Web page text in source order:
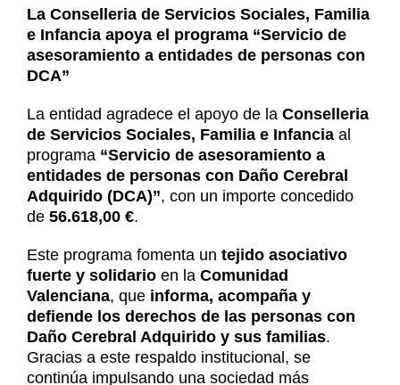
Contacto
Contacto
La Conselleria de Servicios Sociales, Familia
e Infancia apoya el programa “Servicio de
asesoramiento a entidades de personas con
DCA”
La entidad agradece el apoyo de la Conselleria
de Servicios Sociales, Familia e Infanciaal
programa “Servicio de asesoramiento a
entidades de personas con Daño Cerebral
Adquirido (DCA)”, con un importe concedido
de 56.618,00 €.
Este programa fomenta un tejido asociativo
fuerte y solidarioen la Comunidad
Valenciana, que informa, acompaña y
defiende los derechos de las personas con
Daño Cerebral Adquirido y sus familias.
Gracias a este respaldo institucional, se
continúa impulsando una sociedad más